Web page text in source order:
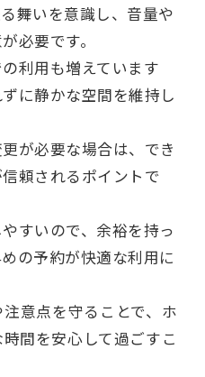
舞いを意識し、音量や
必要です。
利用も増えています
に静かな空間を維持し
が必要な場合は、でき
頼されるポイントで
すいので、余裕を持っ
の予約が快適な利用に
意点を守ることで、ホ
間を安心して過ごすこ